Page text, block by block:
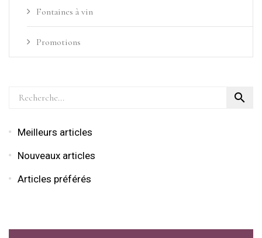
Fontaines à vin
Promotions

Meilleurs articles
Nouveaux articles
Articles préférés